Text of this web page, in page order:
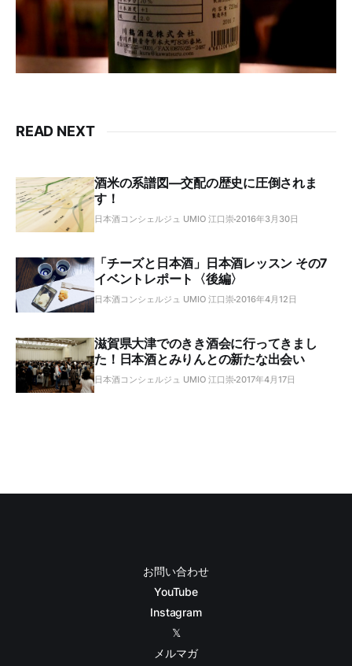
READ NEXT
酒米の系譜図―交配の歴史に圧倒されま
す！
日本酒コンシェルジュ UMIO 江口崇 2016年3月30日
「チーズと日本酒」日本酒レッスン その7
イベントレポート〈後編〉
日本酒コンシェルジュ UMIO 江口崇 2016年4月12日
滋賀県大津でのきき酒会に行ってきまし
た！日本酒とみりんとの新たな出会い
日本酒コンシェルジュ UMIO 江口崇 2017年4月17日
お問い合わせ
YouTube
Instagram
𝕏
メルマガ